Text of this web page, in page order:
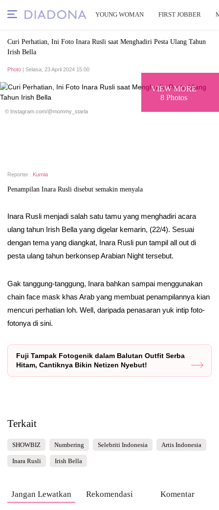
YOUNG WOMAN FIRST JOBBER
Curi Perhatian, Ini Foto Inara Rusli saat Menghadiri Pesta Ulang Tahun
Irish Bella
Photo | Selasa, 23 April 2024 15:00
VIEW MORE
8 Photos
© Instagram.com/@mommy_starla
Reporter : Kurnia
Penampilan Inara Rusli disebut semakin menyala
Inara Rusli menjadi salah satu tamu yang menghadiri acara
ulang tahun Irish Bella yang digelar kemarin, (22/4). Sesuai
dengan tema yang diangkat, Inara Rusli pun tampil all out di
pesta ulang tahun berkonsep Arabian Night tersebut.
Gak tanggung-tanggung, Inara bahkan sampai menggunakan
chain face mask khas Arab yang membuat penampilannya kian
mencuri perhatian loh. Well, daripada penasaran yuk intip foto-
fotonya di sini.
Fuji Tampak Fotogenik dalam Balutan Outfit Serba
Hitam, Cantiknya Bikin Netizen Nyebut!
Terkait
SHOWBIZ Numbering Selebriti Indonesia Artis Indonesia
Inara Rusli Irish Bella
Jangan Lewatkan Rekomendasi Komentar